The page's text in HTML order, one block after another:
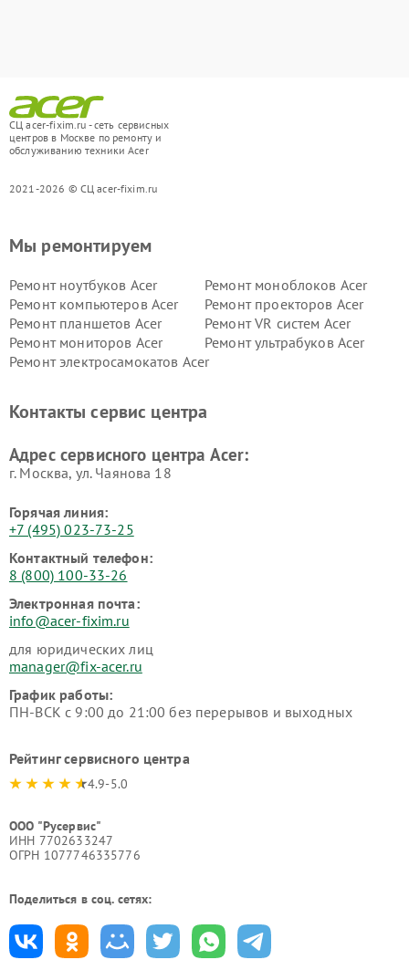
СЦ acer-fixim.ru - сеть сервисных
центров в Москве по ремонту и
обслуживанию техники Acer
2021-2026 © СЦ acer-fixim.ru
Мы ремонтируем
Ремонт ноутбуков Acer
Ремонт моноблоков Acer
Ремонт компьютеров Acer
Ремонт проекторов Acer
Ремонт планшетов Acer
Ремонт VR систем Acer
Ремонт мониторов Acer
Ремонт ультрабуков Acer
Ремонт электросамокатов Acer
Контакты сервис центра
Адрес сервисного центра Acer:
г. Москва, ул. Чаянова 18
Горячая линия:
+7 (495) 023-73-25
Контактный телефон:
8 (800) 100-33-26
Электронная почта:
info@acer-fixim.ru
для юридических лиц
manager@fix-acer.ru
График работы:
ПН-ВСК с 9:00 до 21:00 без перерывов и выходных
Рейтинг сервисного центра
4.9-5.0
ООО "Русервис"
ИНН 7702633247
ОГРН 1077746335776
Поделиться в соц. сетях: